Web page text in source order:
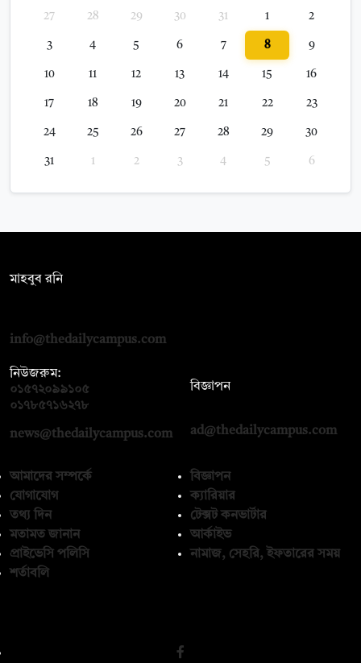
27 28 29 30 31 1 2
3 4 5 6 7 8 9
10 11 12 13 14 15 16
17 18 19 20 21 22 23
24 25 26 27 28 29 30
31 1 2 3 4 5 6
মাহবুব রনি
info@thedailycampus.com
নিউজরুম:
০১৫৭২০৯৯১০৫
০১৭৮৫৭১৬২৭৮
news@thedailycampus.com
বিজ্ঞাপন
ad@thedailycampus.com
আমাদের সম্পর্কে
যোগাযোগ
তথ্য দিন
মতামত জানান
প্রাইভেসি পলিসি
শর্তাবলি
বিজ্ঞাপন
ক্যারিয়ার
টেক্সট কনভার্টার
আর্কাইভ
নামাজ, সেহরি, ইফতারের সময়